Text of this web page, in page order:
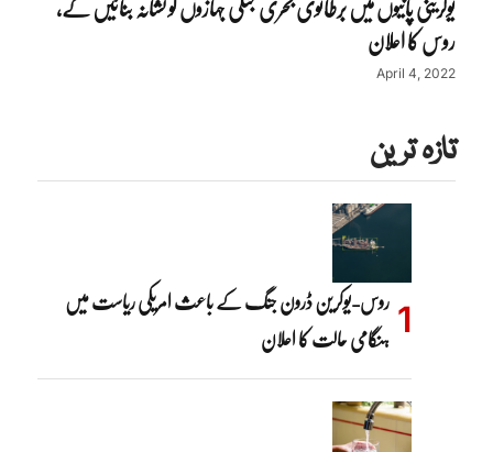
روس کا اعلان
April 4, 2022
تازہ ترین
روس-یوکرین ڈرون جنگ کے باعث امریکی ریاست میں
ہنگامی حالت کا اعلان